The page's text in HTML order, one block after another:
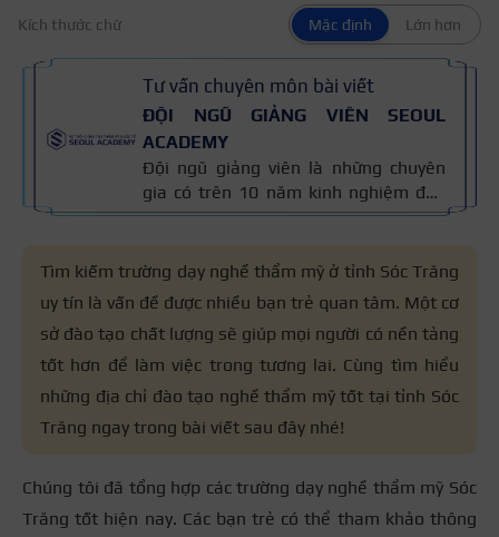
Kích thước chữ Mặc định Lớn hơn
Tư vấn chuyên môn bài viết
ĐỘI NGŨ GIẢNG VIÊN SEOUL
ACADEMY
Đội ngũ giảng viên là những chuyên
gia có trên 10 năm kinh nghiệm đào
tạo nghề và kiến thức thẩm mỹ
nối mi, trang điểm, tóc. Nội dung bài
viết được xây dựng dựa trên giáo trình
đào tạo và kinh nghiệm giảng dạy
thực tế, đồng thời được cập nhật
thường xuyên để đảm bảo tính chính
xác.
Tìm kiếmtrường dạy nghề thẩm mỹ ở tỉnh Sóc Trăng
uy tín là vấn đề được nhiều bạn trẻ quan tâm. Một cơ
sở đào tạo chất lượng sẽ giúp mọi người có nền tảng
tốt hơn để làm việc trong tương lai. Cùng tìm hiểu
những địa chỉ đào tạo nghề thẩm mỹ tốt tại tỉnh Sóc
Trăng ngay trong bài viết sau đây nhé!
Chúng tôi đã tổng hợp cáctrường dạy nghề thẩm mỹ Sóc
Trăng tốt hiện nay. Các bạn trẻ có thể tham khảo thông